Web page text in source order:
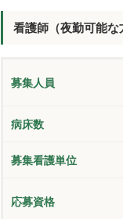
看護師（夜勤可能な
募集人員
病床数
募集看護単位
応募資格